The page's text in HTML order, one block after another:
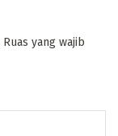
Ruas yang wajib